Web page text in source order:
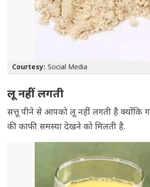
Courtesy: Social Media
लू नहीं लगती
सत्तू पीने से आपको लू नहीं लगती है क्योंकि
की काफी समस्या देखने को मिलती है.